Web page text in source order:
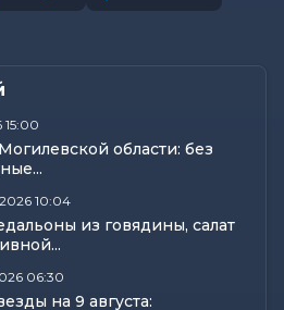
области: без
10:04
из говядины, салат
06:30
на 9 августа: